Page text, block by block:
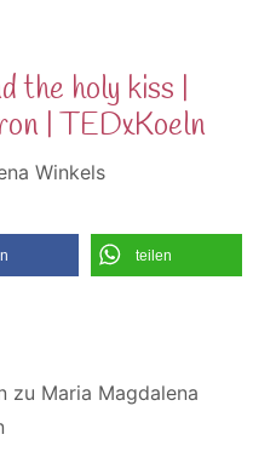
the holy kiss |
| TEDxKoeln
Winkels
teilen
zu Maria Magdalena